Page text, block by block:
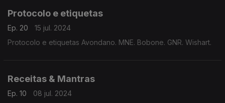
Protocolo e etiquetas
Ep. 20
15 jul. 2024
Protocolo e etiquetas Avondano. MNE. Bobone. GNR. Wishart.
Receitas & Mantras
Ep. 10
08 jul. 2024